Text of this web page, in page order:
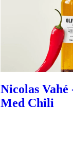
Nicolas
Med Chili